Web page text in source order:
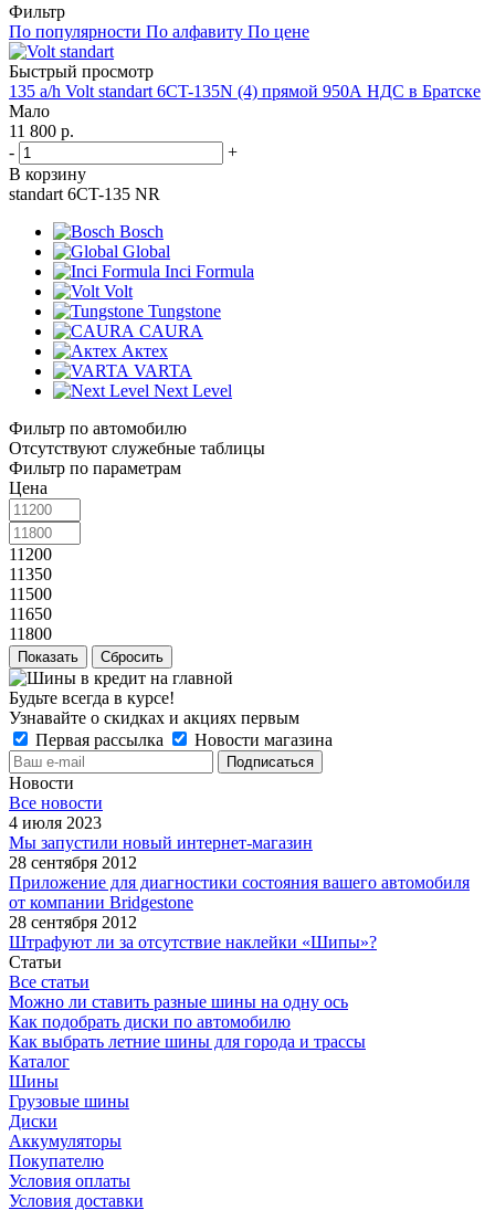
Фильтр
По популярности По алфавиту По цене
Быстрый просмотр
135 a/h Volt standart 6CT-135N (4) прямой 950А НДС в Братске
Мало
11 800 р.
-
+
В корзину
standart 6CT-135 NR
Bosch
Global
Inci Formula
Volt
Tungstone
CAURA
Актех
VARTA
Next Level
Фильтр по автомобилю
Отсутствуют служебные таблицы
Фильтр по параметрам
Цена
11200
11350
11500
11650
11800
Сбросить
Будьте всегда в курсе!
Узнавайте о скидках и акциях первым
Первая рассылка
Новости магазина
Новости
Все новости
4 июля 2023
Мы запустили новый интернет-магазин
28 сентября 2012
Приложение для диагностики состояния вашего автомобиля
от компании Bridgestone
28 сентября 2012
Штрафуют ли за отсутствие наклейки «Шипы»?
Статьи
Все статьи
Можно ли ставить разные шины на одну ось
Как подобрать диски по автомобилю
Как выбрать летние шины для города и трассы
Каталог
Шины
Грузовые шины
Диски
Аккумуляторы
Покупателю
Условия оплаты
Условия доставки